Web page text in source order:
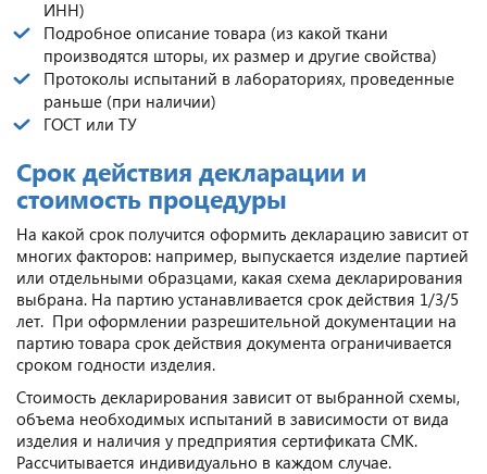
ИНН)
Подробное описание товара (из какой ткани
производятся шторы, их размер и другие свойства)
Протоколы испытаний в лабораториях, проведенные
раньше (при наличии)
ГОСТ или ТУ
Срок действия декларации и
стоимость процедуры
На какой срок получится оформить декларацию зависит от
многих факторов: например, выпускается изделие партией
или отдельными образцами, какая схема декларирования
выбрана. На партию устанавливается срок действия 1/3/5
лет. При оформлении разрешительной документации на
партию товара срок действия документа ограничивается
сроком годности изделия.
Стоимость декларирования зависит от выбранной схемы,
объема необходимых испытаний в зависимости от вида
изделия и наличия у предприятия сертификата СМК.
Рассчитывается индивидуально в каждом случае.